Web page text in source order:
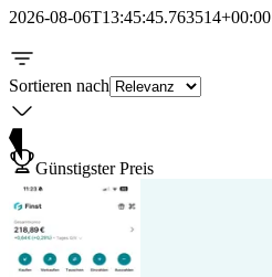
2026-08-06T13:45:45.763514+00:00
Sortieren nach
Günstigster Preis